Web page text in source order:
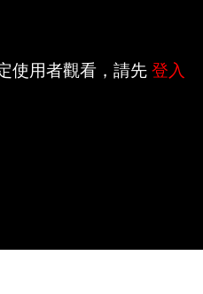
使用者觀看，請先登入